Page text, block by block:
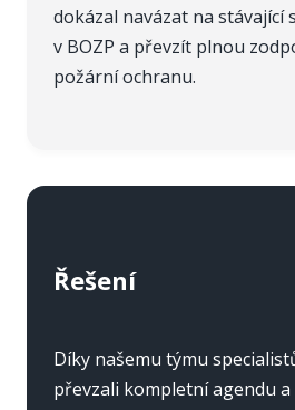
dokázal navázat na stávající
v BOZP a převzít plnou
požární ochranu.
Řešení
Díky našemu týmu
převzali kompletní agendu